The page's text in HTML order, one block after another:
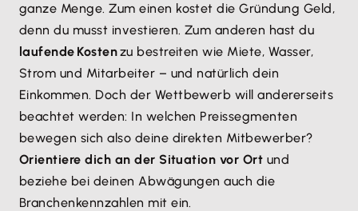
ganze Menge. Zum einen kostet die Gründung Geld,
denn du musst investieren. Zum anderen hast du
laufende Kostenzu bestreiten wie Miete, Wasser,
Strom und Mitarbeiter – und natürlich dein
Einkommen. Doch der Wettbewerb will andererseits
beachtet werden: In welchen Preissegmenten
bewegen sich also deine direkten Mitbewerber?
Orientiere dich an der Situation vor Ort und
beziehe bei deinen Abwägungen auch die
Branchenkennzahlen mit ein.